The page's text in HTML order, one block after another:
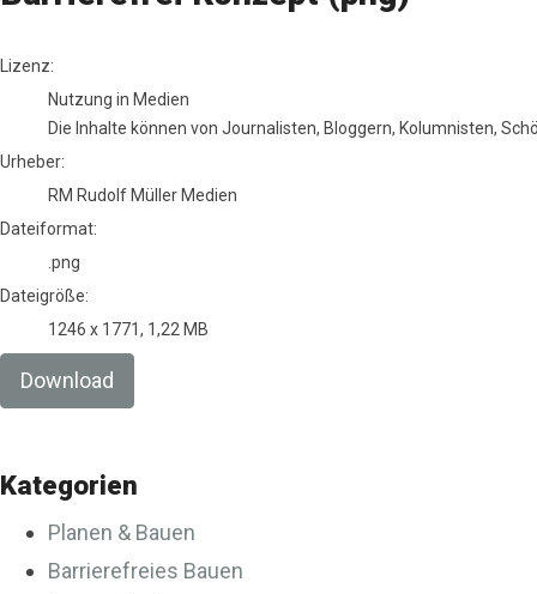
RM Rudolf Müller Medien
Lizenz:
Nutzung in Medien
Die Inhalte können von Journalisten, Bloggern, Kolumnisten,
Urheber:
RM Rudolf Müller Medien
Dateiformat:
.png
Dateigröße:
1246 x 1771, 1,22 MB
Download
Kategorien
Planen & Bauen
Barrierefreies Bauen